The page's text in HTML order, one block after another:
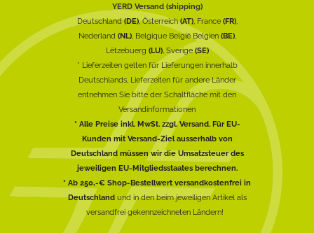
YERD Versand (shipping)
Deutschland(DE), Österreich(AT), France (FR),
Nederland (NL), Belgique België Belgien (BE),
Lëtzebuerg (LU), Sverige(SE)
* Lieferzeiten gelten für Lieferungen innerhalb
Deutschlands, Lieferzeiten für andere Länder
entnehmen Sie bitte der Schaltfläche mit den
Versandinformationen
* Alle Preise inkl. MwSt. zzgl. Versand. Für EU-
Kunden mit Versand-Ziel ausserhalb von
Deutschland müssen wir die Umsatzsteuer des
jeweiligen EU-Mitgliedsstaates berechnen.
* Ab 250,-€ Shop-Bestellwert versandkostenfrei in
Deutschlandund in den beim jeweiligen Artikel als
versandfrei gekennzeichneten Ländern!